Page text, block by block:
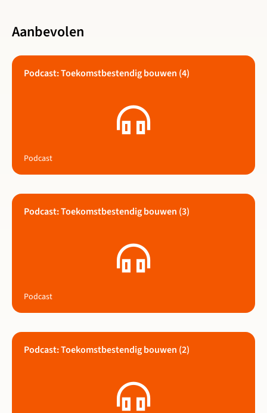
Aanbevolen
Podcast: Toekomstbestendig bouwen (4)
Podcast
Lees meer over Podcast: Toekomstbestendig bouwen (4)
Podcast: Toekomstbestendig bouwen (3)
Podcast
Lees meer over Podcast: Toekomstbestendig bouwen (3)
Podcast: Toekomstbestendig bouwen (2)
Lees meer over Podcast: Toekomstbestendig bouwen (2)